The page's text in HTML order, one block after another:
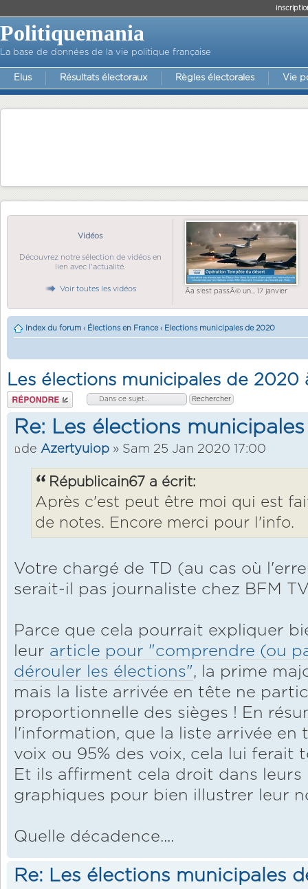
Politiquemania
La base de données de la vie politique française
Elus Résultats électoraux Règles électorales Vie
Vidéos
Découvrez notre sélection de vidéos en
lien avec l'actualité.
Voir toutes les vidéos Ãa s'est passÃ© un... 17 janvier
Index du forum ‹ Élections en France ‹ Elections municipales de 2020
Les élections municipales de 2020
Répondre
Re: Les élections
de Azertyuiop » Sam 25 Jan 2020 17:00
Républicain67 a écrit:
Après c'est peut être moi qui est
de notes. Encore merci pour l'info.
Votre chargé de TD (au cas où
serait-il pas journaliste chez BFM
Parce que cela pourrait expliquer
leur article pour "comprendre (ou
dérouler les élections", la prime
mais la liste arrivée en tête ne
proportionnelle des sièges ! En
l'information, que la liste arrivée en
voix ou 95% des voix, cela lui ferait
Et ils affirment cela droit dans
graphiques pour bien illustrer leur
Quelle décadence....
Re: Les élections municipales